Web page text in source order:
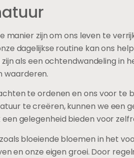
zijn om ons leven te
dagelijkse routine kan ons
als een ochtendwandeling in
waarderen.
te ordenen en ons voor te
te creëren, kunnen we een
gelegenheid bieden voor
bloeiende bloemen in het
en onze eigen groei. Door